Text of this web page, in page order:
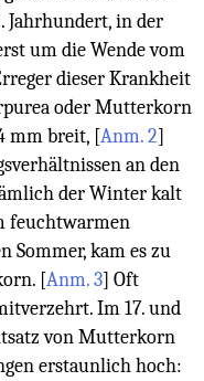
Jahrhundert, in der
um die Wende vom
dieser Krankheit
oder Mutterkorn
mm breit, [Anm. 2]
an den
der Winter kalt
feuchtwarmen
Sommer, kam es zu
[Anm. 3] Oft
Im 17. und
von Mutterkorn
erstaunlich hoch: